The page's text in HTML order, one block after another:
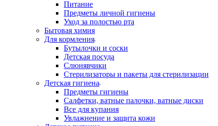
Питание
Предметы личной гигиены
Уход за полостью рта
Бытовая химия
Для кормления
Бутылочки и соски
Детская посуда
Слюнявчики
Стерилизаторы и пакеты для стерилизации
Детская гигиена
Предметы гигиены
Салфетки, ватные палочки, ватные диски
Все для купания
Увлажнение и защита кожи